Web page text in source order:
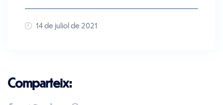
14 de juliol de 2021
Comparteix: